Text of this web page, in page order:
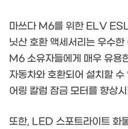
마쓰다 M6를 위한 ELV
닛산 호환 액세서리는 우수
M6 소유자들에게 매우 유용
자동차와 호환되어 설치할
어링 칼럼 잠금 모터를 향상
또한, LED 스포트라이트